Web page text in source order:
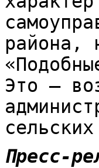
района,
Это –
Пресс-